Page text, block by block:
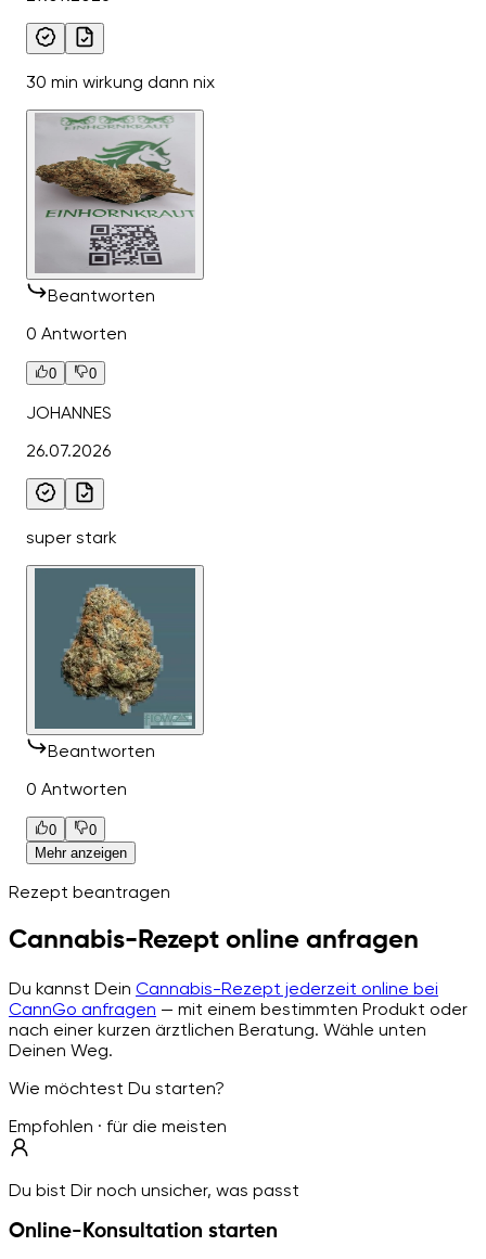
30 min wirkung dann nix
Beantworten
0 Antworten
0 0
JOHANNES
26.07.2026
super stark
Beantworten
0 Antworten
0
0
Mehr anzeigen
Rezept beantragen
Cannabis-Rezept online anfragen
Du kannst Dein Cannabis-Rezept jederzeit online bei
CannGo anfragen — mit einem bestimmten Produkt oder
nach einer kurzen ärztlichen Beratung. Wähle unten
Deinen Weg.
Wie möchtest Du starten?
Empfohlen · für die meisten
Du bist Dir noch unsicher, was passt
Online-Konsultation starten